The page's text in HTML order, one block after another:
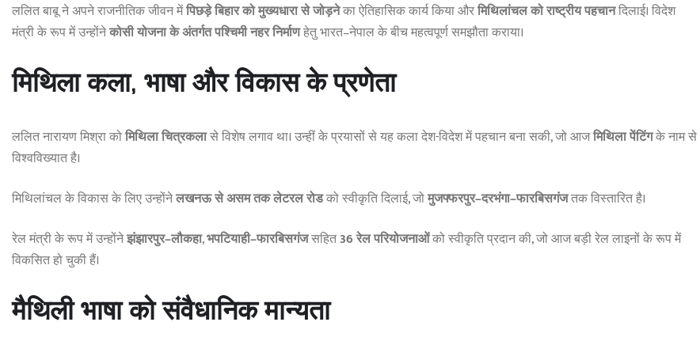
ललित बाबू ने अपने राजनीतिक जीवन मेंपिछड़े बिहार को मुख्यधारा से जोड़नेका ऐतिहासिक कार्य किया औरमिथिलांचल को राष्ट्रीय पहचानदिलाई। विदेश
मंत्री के रूप में उन्होंनेकोसी योजना के अंतर्गत पश्चिमी नहर निर्माणहेतु भारत–नेपाल के बीच महत्वपूर्ण समझौता कराया।
मिथिला कला, भाषा और विकास के प्रणेता
ललित नारायण मिश्रा कोमिथिला चित्रकलासे विशेष लगाव था। उन्हीं के प्रयासों से यह कला देश-विदेश में पहचान बना सकी, जो आजमिथिला पेंटिंगके नाम से
विश्वविख्यात है।
मिथिलांचल के विकास के लिए उन्होंनेलखनऊ से असम तक लेटरल रोडको स्वीकृति दिलाई, जोमुजफ्फरपुर–दरभंगा–फारबिसगंजतक विस्तारित है।
रेल मंत्री के रूप में उन्होंनेझंझारपुर–लौकहा,भपटियाही–फारबिसगंजसहित36 रेल परियोजनाओंको स्वीकृति प्रदान की, जो आज बड़ी रेल लाइनों के रूप में
विकसित हो चुकी हैं।
मैथिली भाषा को संवैधानिक मान्यता